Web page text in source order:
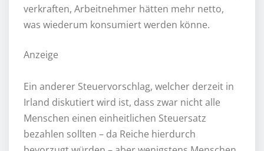
verkraften, Arbeitnehmer hätten mehr netto,
was wiederum konsumiert werden könne.
Anzeige
Ein anderer Steuervorschlag, welcher derzeit in
Irland diskutiert wird ist, dass zwar nicht alle
Menschen einen einheitlichen Steuersatz
bezahlen sollten – da Reiche hierdurch